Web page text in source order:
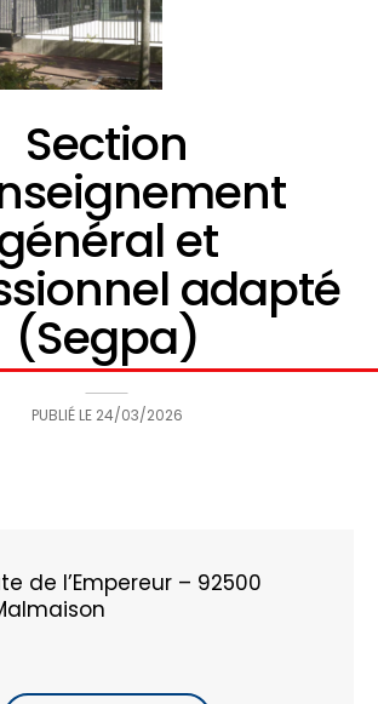
Section
et
adapté
(Segpa)
PUBLIÉ LE 24/03/2026
de l’Empereur – 92500